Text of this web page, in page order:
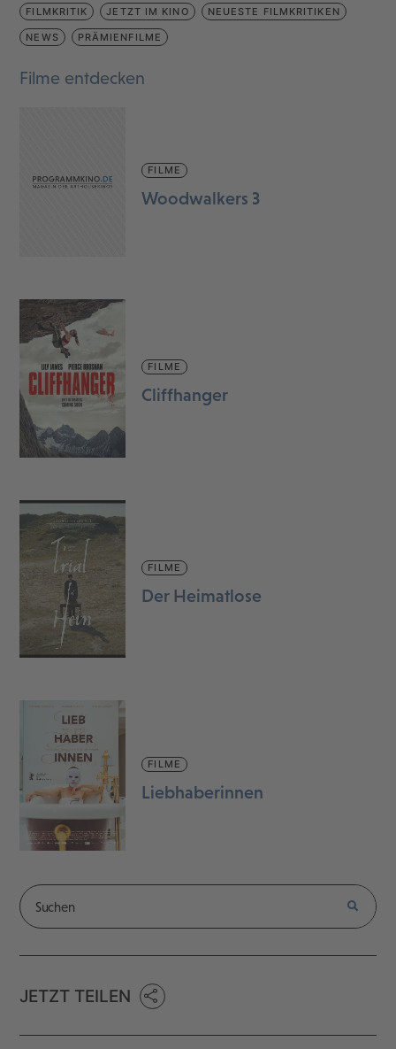
FILMKRITIK JETZT IM KINO NEUESTE FILMKRITIKEN
NEWS PRÄMIENFILME
Filme entdecken
FILME
Woodwalkers 3
FILME
Cliffhanger
FILME
Der Heimatlose
FILME
Liebhaberinnen
JETZT TEILEN